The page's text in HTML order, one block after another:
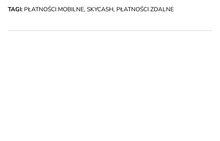
TAGI: PŁATNOŚCI MOBILNE, SKYCASH, PŁATNOŚCI ZDALNE